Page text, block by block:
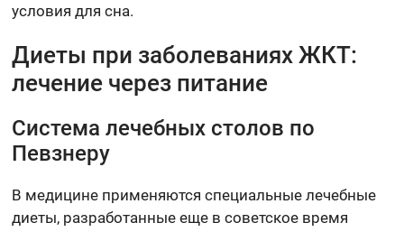
условия для сна.
Диеты при заболеваниях ЖКТ:
лечение через питание
Система лечебных столов по
Певзнеру
В медицине применяются специальные лечебные
диеты, разработанные еще в советское время